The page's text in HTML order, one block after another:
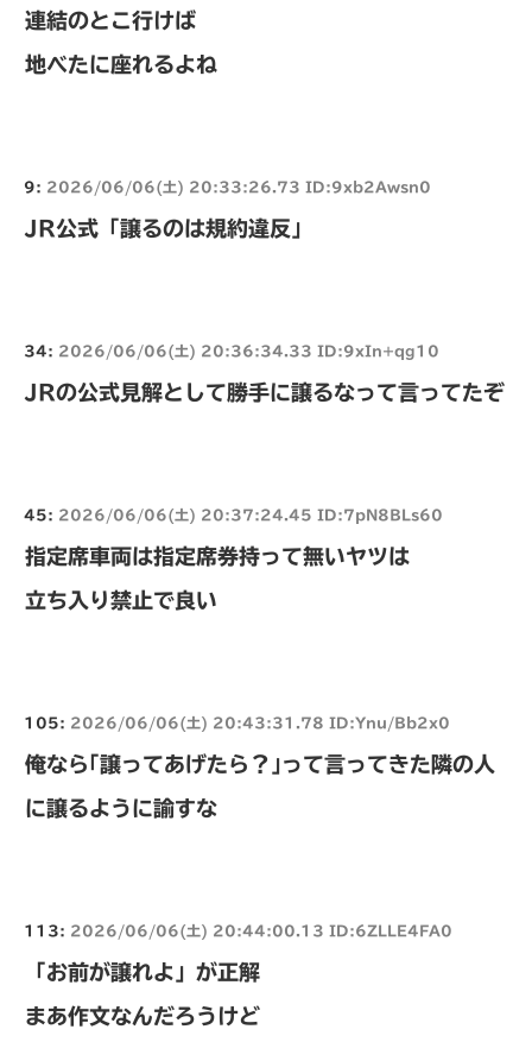
連結のとこ行けば
地べたに座れるよね
9: 2026/06/06(土) 20:33:26.73 ID:9xb2Awsn0
JR公式「譲るのは規約違反」
34: 2026/06/06(土) 20:36:34.33 ID:9xIn+qg10
JRの公式見解として勝手に譲るなって言ってたぞ
45: 2026/06/06(土) 20:37:24.45 ID:7pN8BLs60
指定席車両は指定席券持って無いヤツは
立ち入り禁止で良い
105: 2026/06/06(土) 20:43:31.78 ID:Ynu/Bb2x0
俺なら｢譲ってあげたら？｣って言ってきた隣の人
に譲るように諭すな
113: 2026/06/06(土) 20:44:00.13 ID:6ZLLE4FA0
「お前が譲れよ」が正解
まあ作文なんだろうけど